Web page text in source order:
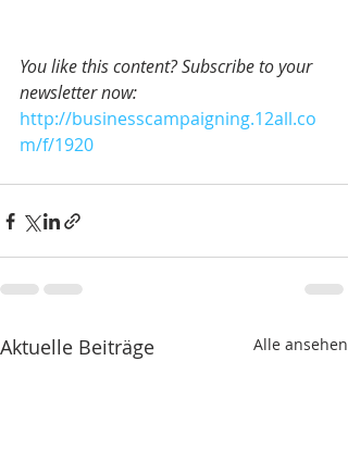
You like this content? Subscribe to your
newsletter now:
http://businesscampaigning.12all.co
m/f/1920
Aktuelle Beiträge Alle ansehen